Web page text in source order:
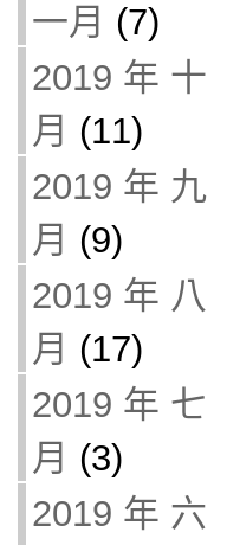
一月 (7)
2019 年 十
月 (11)
2019 年 九
月 (9)
2019 年 八
月 (17)
2019 年 七
月 (3)
2019 年 六